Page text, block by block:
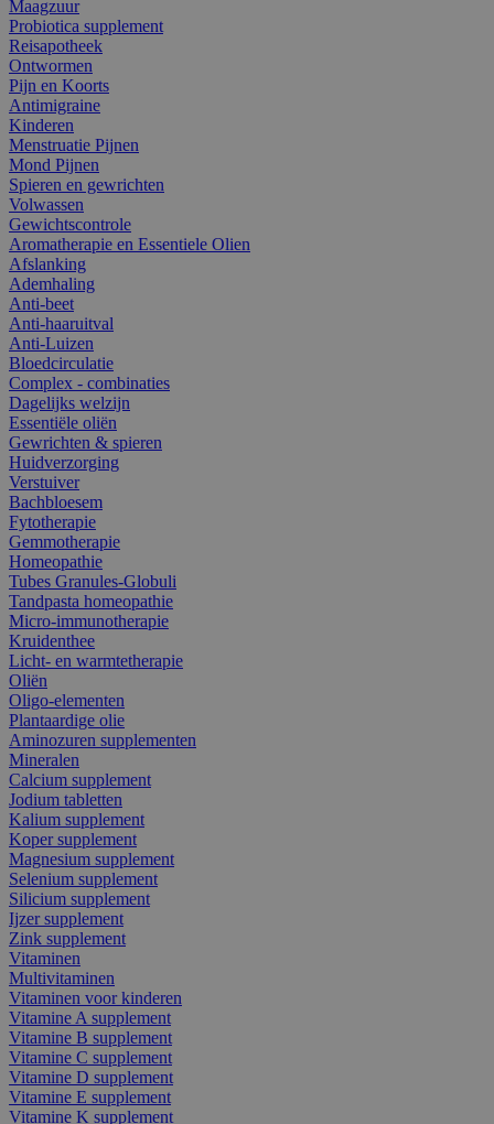
Maagzuur
Probiotica supplement
Reisapotheek
Ontwormen
Pijn en Koorts
Antimigraine
Kinderen
Menstruatie Pijnen
Mond Pijnen
Spieren en gewrichten
Volwassen
Gewichtscontrole
Aromatherapie en Essentiele Olien
Afslanking
Ademhaling
Anti-beet
Anti-haaruitval
Anti-Luizen
Bloedcirculatie
Complex - combinaties
Dagelijks welzijn
Essentiële oliën
Gewrichten & spieren
Huidverzorging
Verstuiver
Bachbloesem
Fytotherapie
Gemmotherapie
Homeopathie
Tubes Granules-Globuli
Tandpasta homeopathie
Micro-immunotherapie
Kruidenthee
Licht- en warmtetherapie
Oliën
Oligo-elementen
Plantaardige olie
Aminozuren supplementen
Mineralen
Calcium supplement
Jodium tabletten
Kalium supplement
Koper supplement
Magnesium supplement
Selenium supplement
Silicium supplement
Ijzer supplement
Zink supplement
Vitaminen
Multivitaminen
Vitaminen voor kinderen
Vitamine A supplement
Vitamine B supplement
Vitamine C supplement
Vitamine D supplement
Vitamine E supplement
Vitamine K supplement